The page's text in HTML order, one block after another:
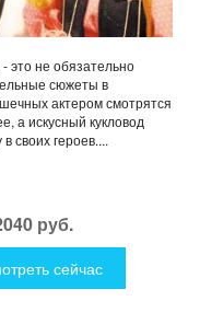
это не обязательно
сюжеты в
актером смотрятся
а искусный кукловод
своих героев....
руб.
сейчас